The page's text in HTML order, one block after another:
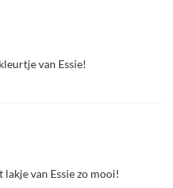
van Essie!
van Essie zo mooi!